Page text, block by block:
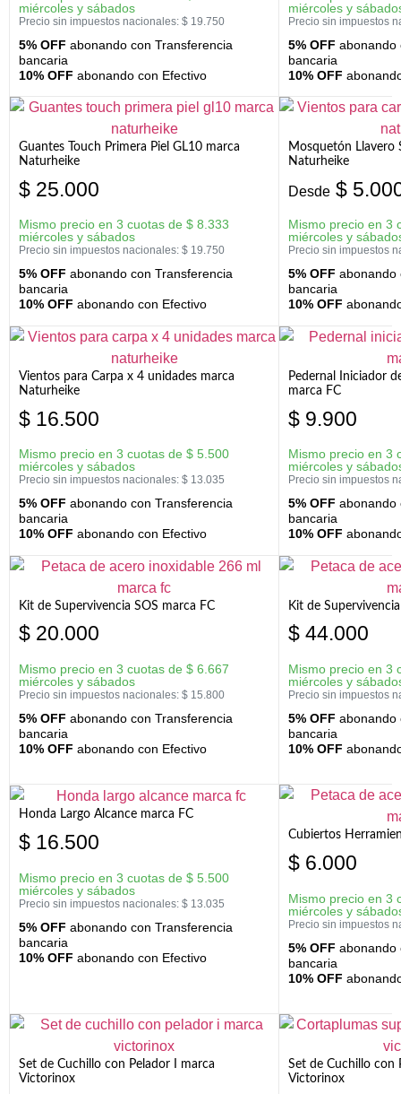
miércoles y sábados
Precio sin impuestos nacionales: $ 19.750
5% OFF abonando con Transferencia
bancaria
10% OFF abonando con Efectivo
miércoles y
Precio sin impuestos
5% OFF abonando
bancaria
10% OFF
Guantes Touch Primera Piel GL10 marca
Naturheike
$ 25.000
Mismo precio en 3 cuotas de $ 8.333
miércoles y sábados
Precio sin impuestos nacionales: $ 19.750
5% OFF abonando con Transferencia
bancaria
10% OFF abonando con Efectivo
Mosquetón Llavero
Naturheike
Desde $
Mismo precio en 3
miércoles y
Precio sin impuestos
5% OFF abonando
bancaria
10% OFF
Vientos para Carpa x 4 unidades marca
Naturheike
$ 16.500
Mismo precio en 3 cuotas de $ 5.500
miércoles y sábados
Precio sin impuestos nacionales: $ 13.035
5% OFF abonando con Transferencia
bancaria
10% OFF abonando con Efectivo
Pedernal Iniciador
marca FC
$ 9.900
Mismo precio en 3
miércoles y
Precio sin impuestos
5% OFF abonando
bancaria
10% OFF
Kit de Supervivencia SOS marca FC
$ 20.000
Mismo precio en 3 cuotas de $ 6.667
miércoles y sábados
Precio sin impuestos nacionales: $ 15.800
5% OFF abonando con Transferencia
bancaria
10% OFF abonando con Efectivo
Kit de
$ 44.000
Mismo precio en 3
miércoles y
Precio sin impuestos
5% OFF abonando
bancaria
10% OFF
Honda Largo Alcance marca FC
$ 16.500
Mismo precio en 3 cuotas de $ 5.500
miércoles y sábados
Precio sin impuestos nacionales: $ 13.035
5% OFF abonando con Transferencia
bancaria
10% OFF abonando con Efectivo
Cubiertos
$ 6.000
Mismo precio en 3
miércoles y
Precio sin impuestos
5% OFF abonando
bancaria
10% OFF
Set de Cuchillo con Pelador I marca
Victorinox
Set de Cuchillo con
Victorinox